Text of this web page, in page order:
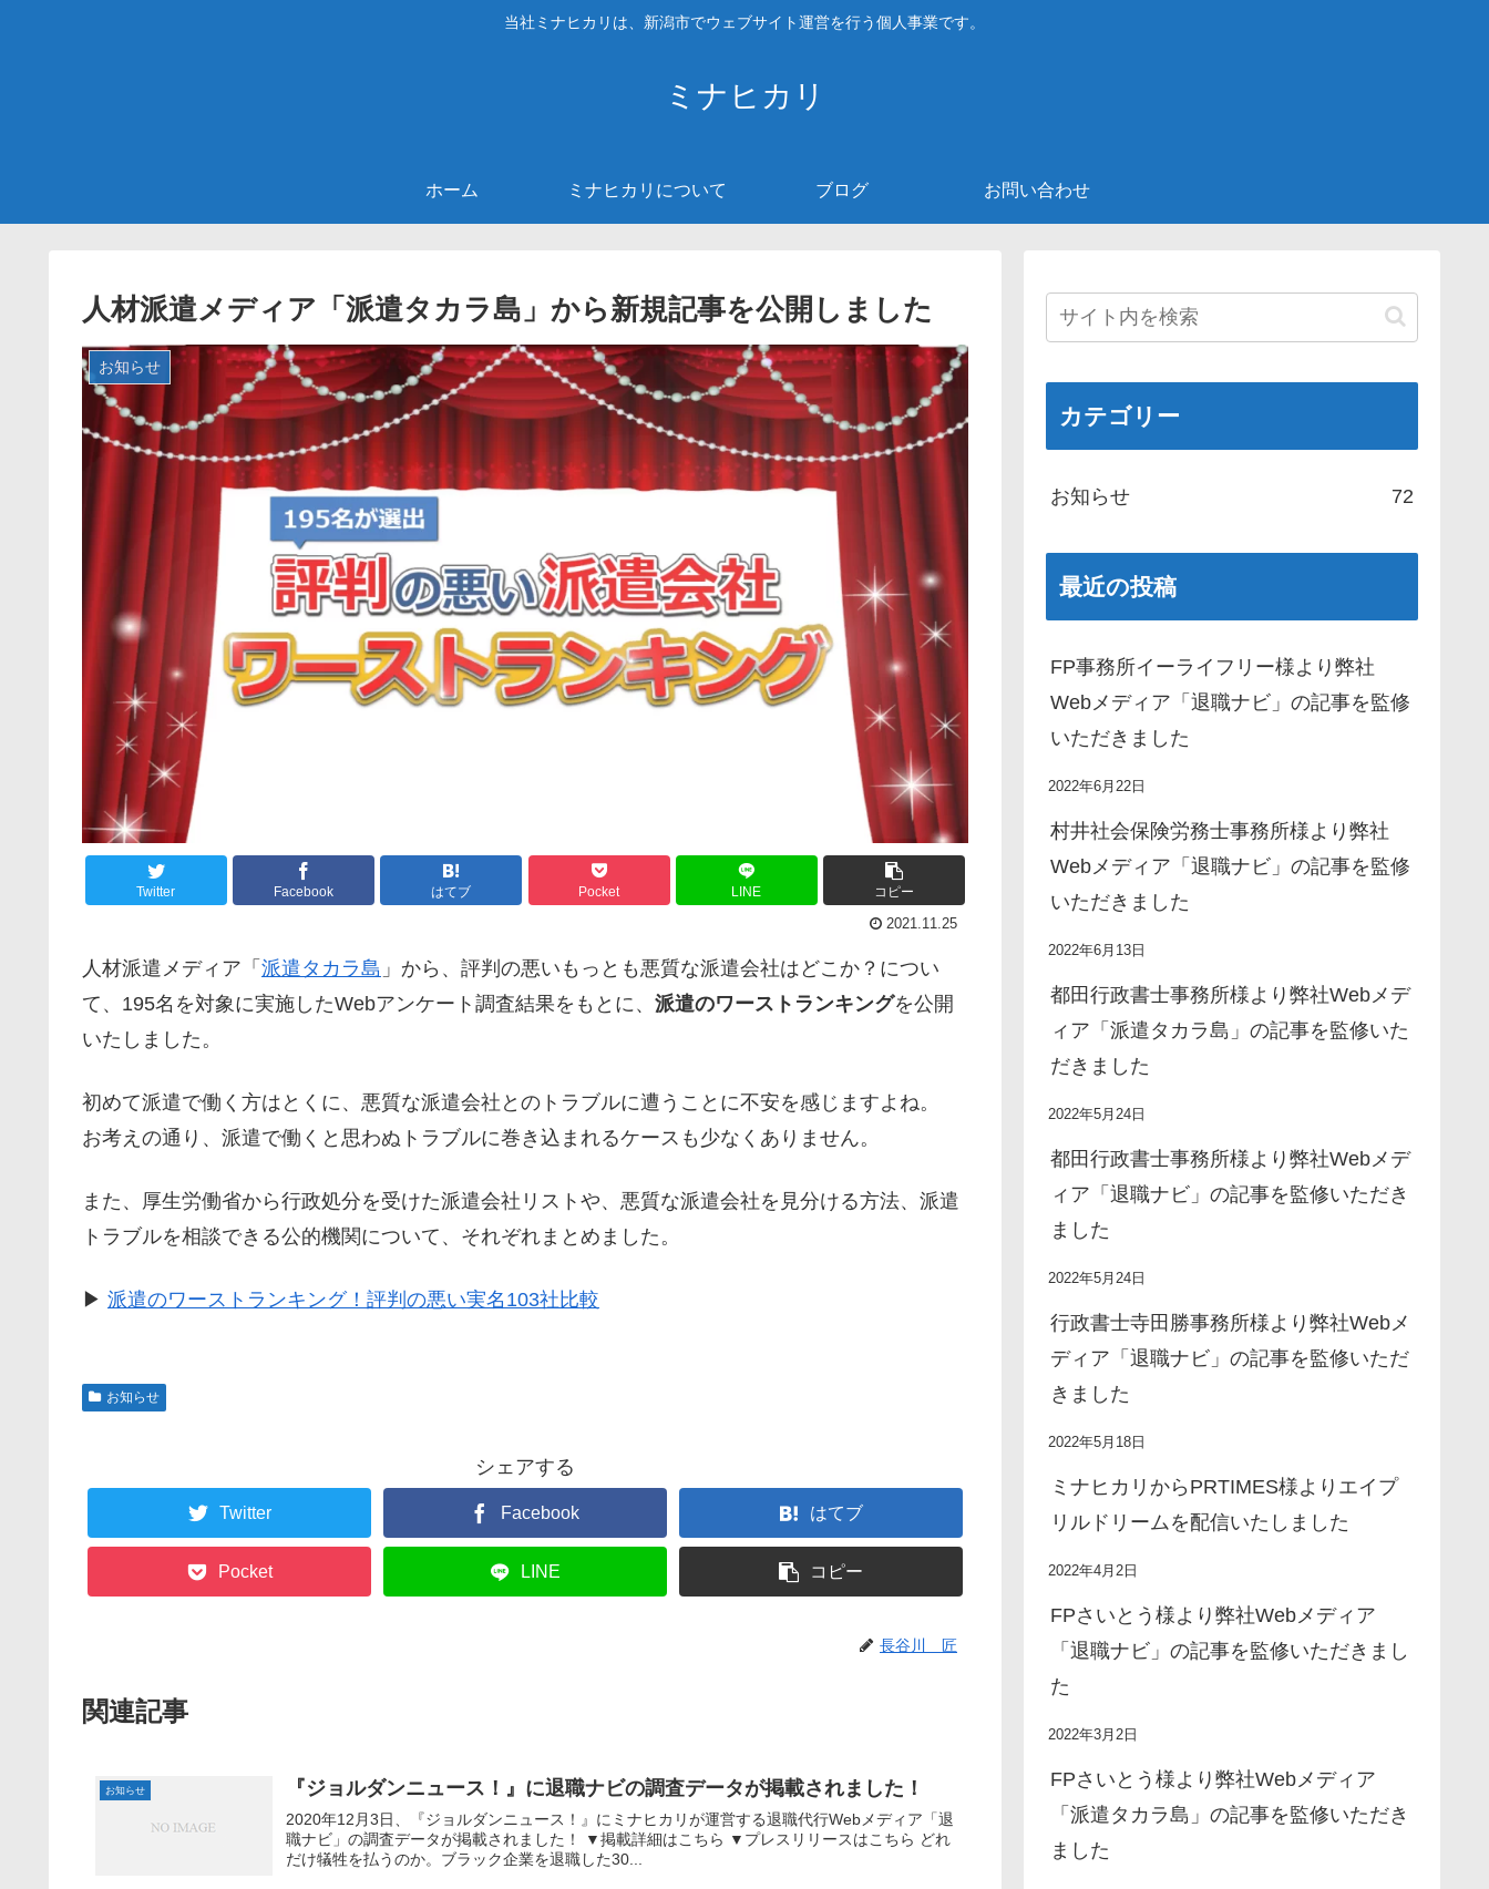
当社ミナヒカリは、新潟市でウェブサイト運営を行う個人事業です。
ミナヒカリ
ホーム ミナヒカリについて ブログ お問い合わせ
人材派遣メディア「派遣タカラ島」から新規記事を公開しました
お知らせ
Twitter Facebook はてブ Pocket LINE コピー
2021.11.25
人材派遣メディア「 派遣タカラ島 」から、 評判の悪いもっとも悪質な派遣会社はどこか？ につい
て、195名を対象に実施したWebアンケート調査結果をもとに、 派遣のワーストランキングを公開
いたしました。
初めて派遣で働く方はとくに、悪質な派遣会社とのトラブルに遭うことに不安を感じますよね。
お考えの通り、派遣で働くと思わぬトラブルに巻き込まれるケースも少なくありません。
また、厚生労働省から行政処分を受けた派遣会社リストや、悪質な派遣会社を見分ける方法、派遣
トラブルを相談できる公的機関について、それぞれまとめました。
▶ 派遣のワーストランキング！評判の悪い実名103社比較
お知らせ
シェアする
Twitter Facebook はてブ
Pocket LINE コピー
長谷川 匠
関連記事
お知らせ 『ジョルダンニュース！』に退職ナビの調査データが掲載されました！
2020年12月3日、『ジョルダンニュース！』にミナヒカリが運営する退職代行Webメディア「退
職ナビ」の調査データが掲載されました！ ▼掲載詳細はこちら ▼プレスリリースはこちら どれ
だけ犠牲を払うのか。ブラック企業を退職した30...
カテゴリー
お知らせ 72
最近の投稿
FP事務所イーライフリー様より弊社
Webメディア「退職ナビ」の記事を監修
いただきました
2022年6月22日
村井社会保険労務士事務所様より弊社
Webメディア「退職ナビ」の記事を監修
いただきました
2022年6月13日
都田行政書士事務所様より弊社Webメデ
ィア「派遣タカラ島」の記事を監修いた
だきました
2022年5月24日
都田行政書士事務所様より弊社Webメデ
ィア「退職ナビ」の記事を監修いただき
ました
2022年5月24日
行政書士寺田勝事務所様より弊社Webメ
ディア「退職ナビ」の記事を監修いただ
きました
2022年5月18日
ミナヒカリからPRTIMES様よりエイプ
リルドリームを配信いたしました
2022年4月2日
FPさいとう様より弊社Webメディア
「退職ナビ」の記事を監修いただきまし
た
2022年3月2日
FPさいとう様より弊社Webメディア
「派遣タカラ島」の記事を監修いただき
ました